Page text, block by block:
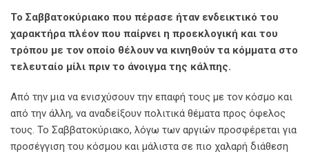
Το Σαββατοκύριακο που πέρασε ήταν ενδεικτικό του
χαρακτήρα πλέον που παίρνει η προεκλογική και του
τρόπου με τον οποίο θέλουν να κινηθούν τα κόμματα στο
τελευταίο μίλι πριν το άνοιγμα της κάλπης.
Από την μια να ενισχύσουν την επαφή τους με τον κόσμο και
από την άλλη, να αναδείξουν πολιτικά θέματα προς όφελος
τους. Το Σαββατοκύριακο, λόγω των αργιών προσφέρεται για
προσέγγιση του κόσμου και μάλιστα σε πιο χαλαρή διάθεση